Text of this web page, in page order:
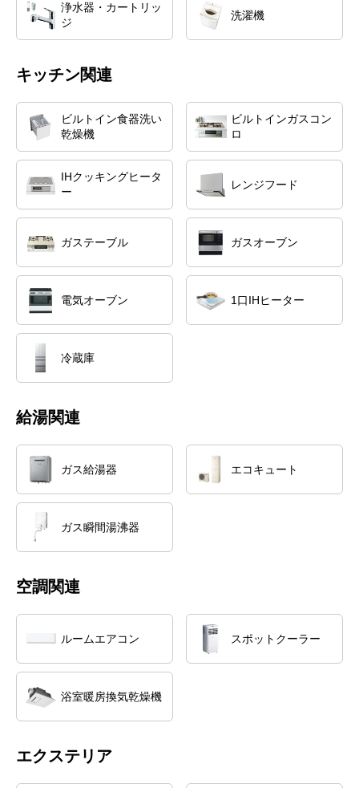
浄水器・カートリッ
ジ
洗濯機
キッチン関連
ビルトイン食器洗い
乾燥機
ビルトインガスコン
ロ
IHクッキングヒータ
ー
レンジフード
ガステーブル ガスオーブン
電気オーブン 1口IHヒーター
冷蔵庫
給湯関連
ガス給湯器 エコキュート
ガス瞬間湯沸器
空調関連
ルームエアコン スポットクーラー
浴室暖房換気乾燥機
エクステリア